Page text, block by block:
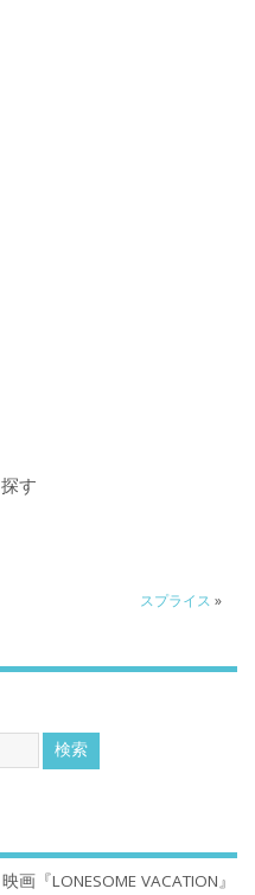
す
スプライス »
『LONESOME VACATION』